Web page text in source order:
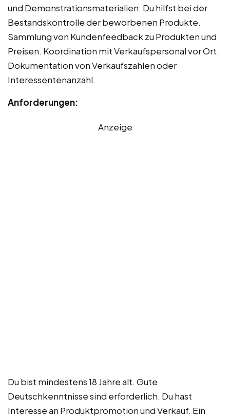
und Demonstrationsmaterialien. Du hilfst bei der
Bestandskontrolle der beworbenen Produkte.
Sammlung von Kundenfeedback zu Produkten und
Preisen. Koordination mit Verkaufspersonal vor Ort.
Dokumentation von Verkaufszahlen oder
Interessentenanzahl.
Anforderungen:
Anzeige
Du bist mindestens 18 Jahre alt. Gute
Deutschkenntnisse sind erforderlich. Du hast
Interesse an Produktpromotion und Verkauf. Ein